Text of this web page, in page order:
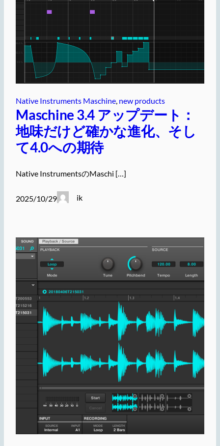
Native Instruments Maschine, new products
Maschine 3.4 アップデート：
地味だけど確かな進化、そし
て4.0への期待
Native InstrumentsのMaschi […]
2025/10/29 ik